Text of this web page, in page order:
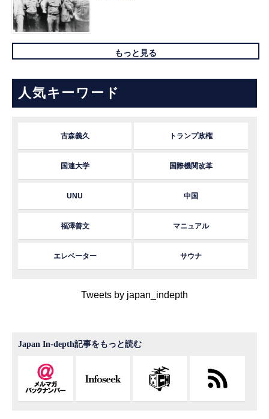
もっと見る
人気キーワード
古森義久 トランプ政権
国連大学 国際機関改革
UNU 中国
福澤善文 マニュアル
エレベーター サウナ
Tweets by japan_indepth
Japan In-depth記事をもっと読む